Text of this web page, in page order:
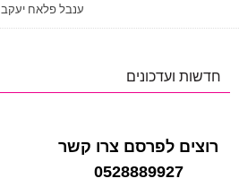
ענבל פלאח יעקב
חדשות ועדכונים
רוצים לפרסם צרו קשר
0528889927